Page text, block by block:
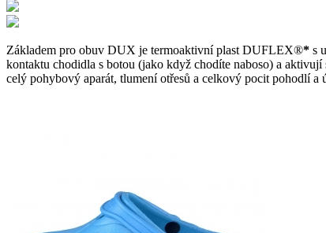
Základem pro obuv DUX je termoaktivní plast DUFLEX®* s
kontaktu chodidla s botou (jako když chodíte naboso) a
celý pohybový aparát, tlumení otřesů a celkový pocit pohodlí a